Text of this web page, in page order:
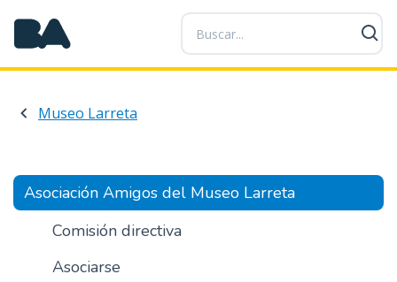
P
a
s
a
o
n
Museo Larreta
Asociación Amigos del Museo Larreta
Comisión directiva
Asociarse